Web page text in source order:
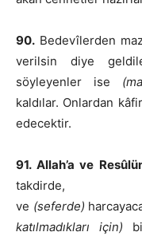
90. Bedevîlerden
verilsin diye
söyleyenler ise
kaldılar. Onlardan
edecektir.
91. Allah’a ve
takdirde,
ve (seferde)
katılmadıkları için)